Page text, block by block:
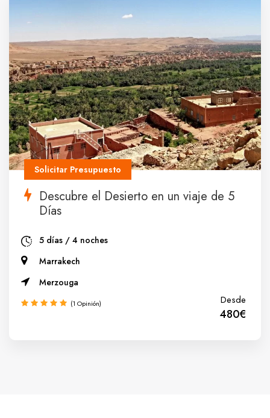
Solicitar Presupuesto
Descubre el Desierto en un viaje de 5
Días
Desde
480€
5 días / 4 noches
Marrakech
Merzouga
(1 Opinión)